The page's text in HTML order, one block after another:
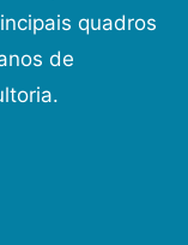
quadros
de